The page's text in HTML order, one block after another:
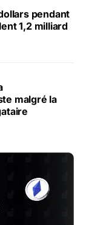
pendant
1,2 milliard
malgré la